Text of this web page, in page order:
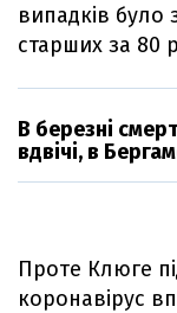
випадків було
старших за 80
В березні
вдвічі, в
Проте Клюге
коронавірус